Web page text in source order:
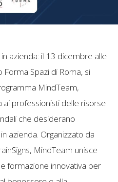
in azienda: il 13 dicembre alle
Spazi di Roma, si
MindTeam,
ai professionisti delle risorse
che desiderano
azienda. Organizzato da
MindTeam unisce
formazione innovativa per